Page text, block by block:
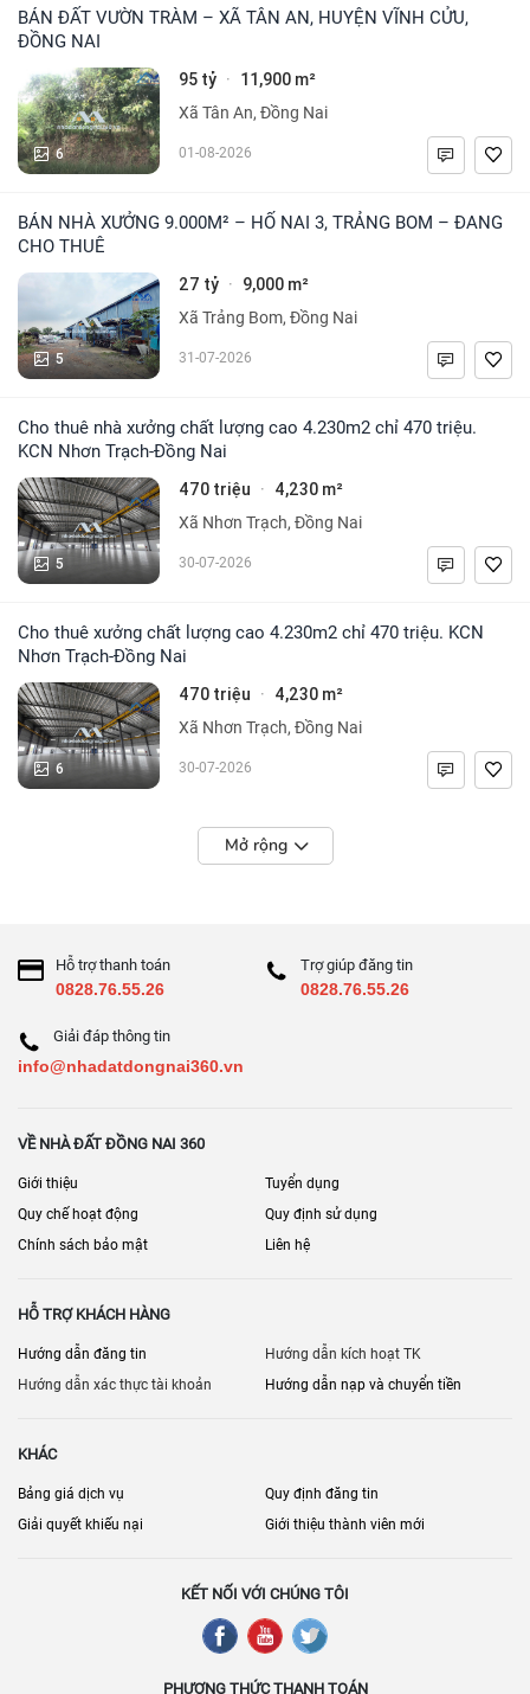
BÁN ĐẤT VƯỜN TRÀM – XÃ TÂN AN, HUYỆN VĨNH CỬU,
ĐỒNG NAI
6
95 tỷ · 11,900 m²
Xã Tân An, Đồng Nai
01-08-2026
BÁN NHÀ XƯỞNG 9.000M² – HỐ NAI 3, TRẢNG BOM – ĐANG
CHO THUÊ
5
27 tỷ · 9,000 m²
Xã Trảng Bom, Đồng Nai
31-07-2026
Cho thuê nhà xưởng chất lượng cao 4.230m2 chỉ 470 triệu.
KCN Nhơn Trạch-Đồng Nai
5
470 triệu · 4,230 m²
Xã Nhơn Trạch, Đồng Nai
30-07-2026
Cho thuê xưởng chất lượng cao 4.230m2 chỉ 470 triệu. KCN
Nhơn Trạch-Đồng Nai
6
470 triệu · 4,230 m²
Xã Nhơn Trạch, Đồng Nai
30-07-2026
Mở rộng
Hỗ trợ thanh toán
0828.76.55.26
Trợ giúp đăng tin
0828.76.55.26
Giải đáp thông tin
info@nhadatdongnai360.vn
VỀ NHÀ ĐẤT ĐỒNG NAI 360
Giới thiệu
Tuyển dụng
Quy chế hoạt động
Quy định sử dụng
Chính sách bảo mật
Liên hệ
HỖ TRỢ KHÁCH HÀNG
Hướng dẫn đăng tin
Hướng dẫn kích hoạt TK
Hướng dẫn xác thực tài khoản
Hướng dẫn nạp và chuyển tiền
KHÁC
Bảng giá dịch vụ
Quy định đăng tin
Giải quyết khiếu nại
Giới thiệu thành viên mới
KẾT NỐI VỚI CHÚNG TÔI
PHƯƠNG THỨC THANH TOÁN